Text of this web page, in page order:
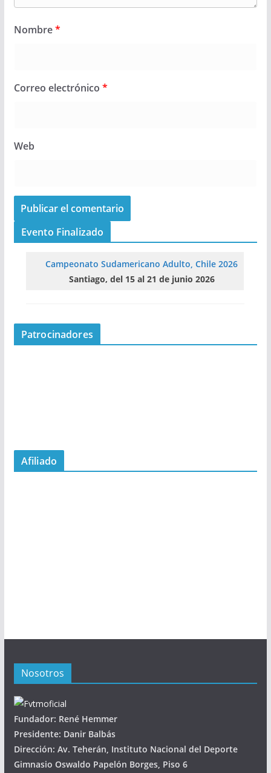
Nombre*
Correo electrónico *
Web
Evento Finalizado
Campeonato Sudamericano Adulto, Chile 2026
Santiago, del 15 al 21 de junio 2026
Patrocinadores
Afiliado
Nosotros
Fundador: René Hemmer
Presidente: Danir Balbás
Dirección: Av. Teherán, Instituto Nacional del Deporte
Gimnasio Oswaldo Papelón Borges, Piso 6